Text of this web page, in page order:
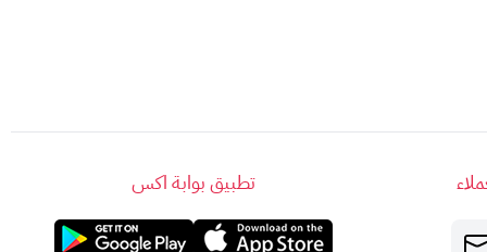
تطبيق بوابة اكس